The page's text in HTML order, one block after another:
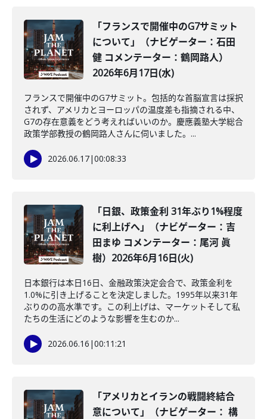
「フランスで開催中のG7サミット
について」（ナビゲーター：石田
健 コメンテーター：鶴岡路人）
2026年6月17日(水)
フランスで開催中のG7サミット。包括的な首脳宣言は採択
されず、アメリカとヨーロッパの温度差も指摘される中、
G7の存在意義をどう考えればいいのか。慶應義塾大学総合
政策学部教授の鶴岡路人さんに伺いました。...
2026.06.17|00:08:33
「日銀、政策金利 31年ぶり1%程度
に利上げへ」（ナビゲーター：吉
田まゆ コメンテーター：尾河 眞
樹）2026年6月16日(火)
日本銀行は本日16日、金融政策決定会合で、政策金利を
1.0%に引き上げることを決定しました。1995年以来31年
ぶりのの高水準です。この利上げは、マーケットそして私
たちの生活にどのような影響を生むのか...
2026.06.16 |00:11:21
「アメリカとイランの戦闘終結合
意について」（ナビゲーター： 構